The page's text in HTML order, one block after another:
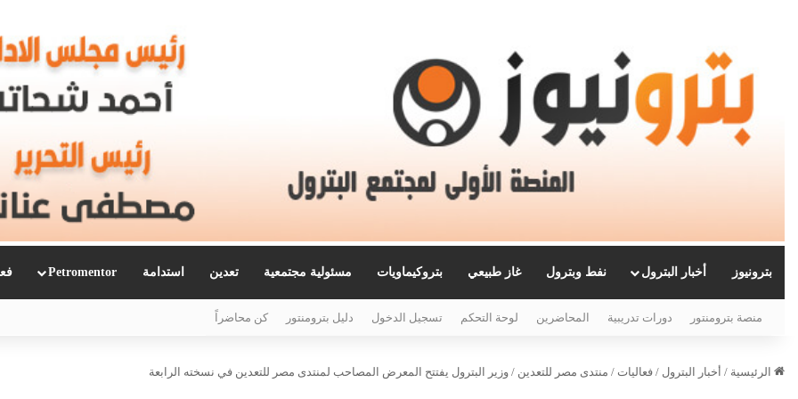
بترونيوز أخبار البترول نفط وبترول غاز طبيعي بتروكيماويات مسئولية مجتمعية تعدين استدامة Petromentor
منصة بترومنتور دورات تدريبية المحاضرين لوحة التحكم تسجيل الدخول دليل بترومنتور كن محاضراً
الرئيسية / أخبار البترول / فعاليات / منتدى مصر للتعدين / وزير البترول يفتتح المعرض المصاحب لمنتدى مصر للتعدين في نسخته الرابعة